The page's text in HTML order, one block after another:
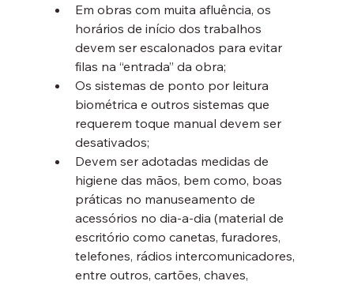
Em obras com muita afluência, os
horários de início dos trabalhos
devem ser escalonados para evitar
filas na “entrada” da obra;
Os sistemas de ponto por leitura
biométrica e outros sistemas que
requerem toque manual devem ser
desativados;
Devem ser adotadas medidas de
higiene das mãos, bem como, boas
práticas no manuseamento de
acessórios no dia-a-dia (material de
escritório como canetas, furadores,
telefones, rádios intercomunicadores,
entre outros, cartões, chaves,